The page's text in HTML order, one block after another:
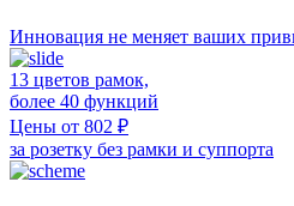
Инновация не меняет ваших
13 цветов рамок,
более 40 функций
Цены от 802 ₽
за розетку без рамки и суппорта